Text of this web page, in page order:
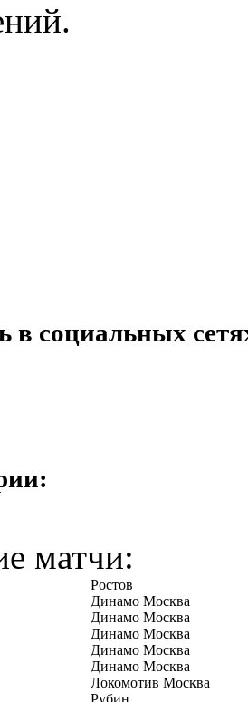
в социальных
матчи:
Ростов
Динамо Москва
Динамо Москва
Динамо Москва
Динамо Москва
Динамо Москва
Локомотив Москва
Рубин